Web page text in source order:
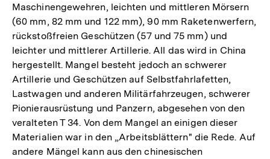
Maschinengewehren, leichten und mittleren Mörsern
(60 mm, 82 mm und 122 mm), 90 mm Raketenwerfern,
rückstoßfreien Geschützen (57 und 75 mm) und
leichter und mittlerer Artillerie. All das wird in China
hergestellt. Mangel besteht jedoch an schwerer
Artillerie und Geschützen auf Selbstfahrlafetten,
Lastwagen und anderen Militärfahrzeugen, schwerer
Pionierausrüstung und Panzern, abgesehen von den
veralteten T 34. Von dem Mangel an einigen dieser
Materialien war in den „Arbeitsblättern" die Rede. Auf
andere Mängel kann aus den chinesischen